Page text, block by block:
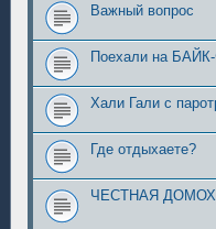
Важный вопрос
Поехали на
Хали Гали с
Где отдыхаете?
ЧЕСТНАЯ